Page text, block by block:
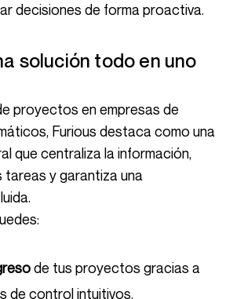
decisiones de forma proactiva.
solución todo en uno
Furious destaca como una
que centraliza la información,
tareas y garantiza una
de tus proyectos gracias a
de control intuitivos.